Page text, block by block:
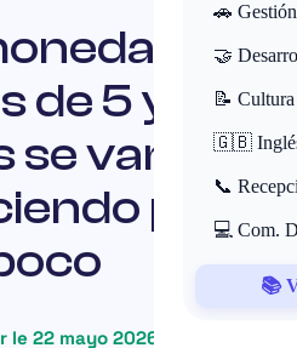
🚗
🤝
📝
🇬🇧
📞
💻 Com.
📚
de 5 y 10
van
poco
le 22 mayo 2026